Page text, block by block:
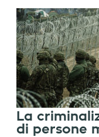
La
di persone